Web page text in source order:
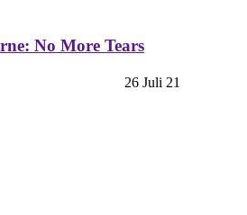
No More Tears
26 Juli 21